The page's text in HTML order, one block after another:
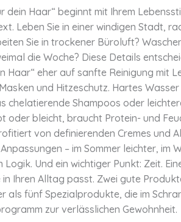
dein Haar“ beginnt mit Ihrem
Leben Sie in einer windigen Stadt,
Sie in trockener Büroluft?
die Woche? Diese Details
Haar“ eher auf sanfte Reinigung mit
und Hitzeschutz. Hartes
chelatierende Shampoos oder
oder bleicht, braucht Protein- und
von definierenden Cremes und
– im Sommer leichter, im
Logik. Und ein wichtiger Punkt: Zeit.
Ihren Alltag passt. Zwei gute
als fünf Spezialprodukte, die im
zur verlässlichen Gewohnheit.